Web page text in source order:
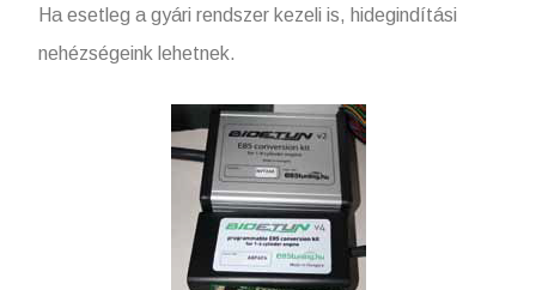
Ha esetleg a gyári rendszer kezeli is, hidegindítási
nehézségeink lehetnek.